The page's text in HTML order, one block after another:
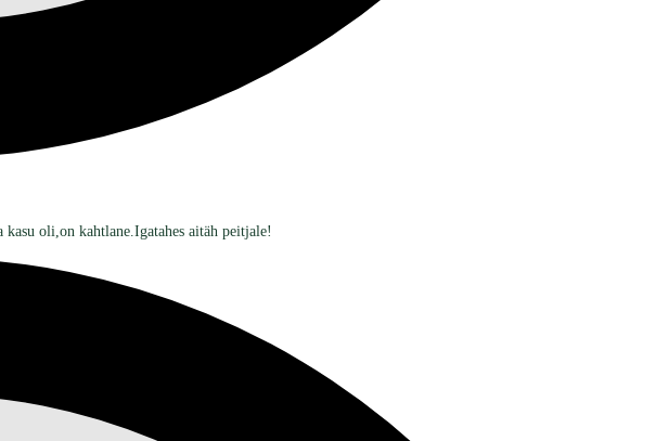
oli,on kahtlane.Igatahes aitäh peitjale!